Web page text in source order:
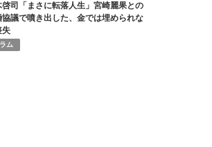
啓司「まさに転落人生」宮崎麗果との
協議で噴き出した、金では埋められな
失
ム